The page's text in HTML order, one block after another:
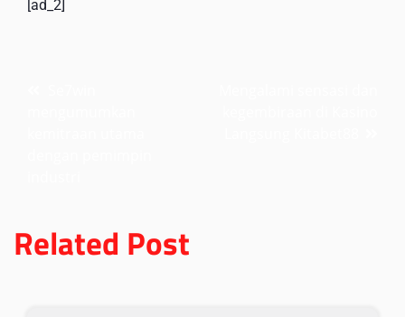
[ad_2]
Related Post